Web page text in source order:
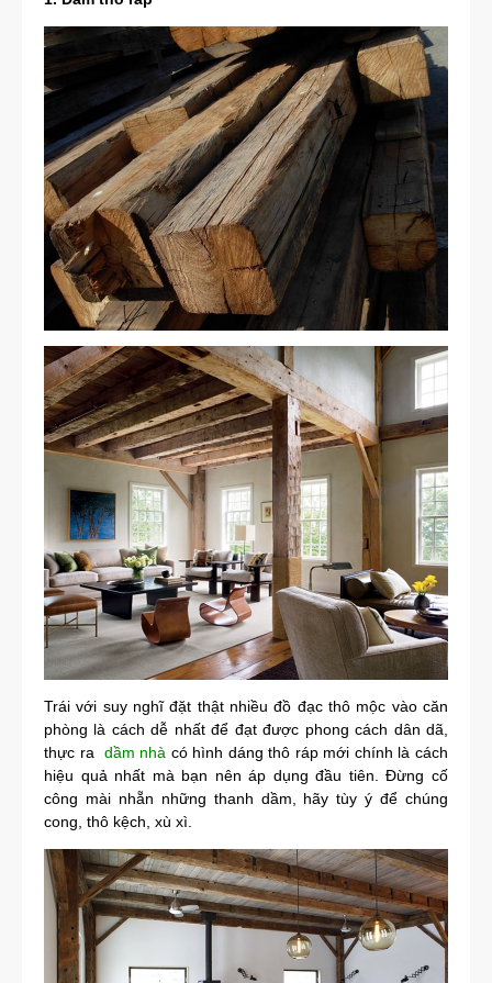
Trái với suy nghĩ đặt thật nhiều đồ đạc thô mộc vào căn
phòng là cách dễ nhất để đạt được phong cách dân dã,
thực ra
dầm nhà có hình dáng thô ráp mới chính là cách
hiệu quả nhất mà bạn nên áp dụng đầu tiên. Đừng cố
công mài nhẵn những thanh dầm, hãy tùy ý để chúng
cong, thô kệch, xù xì.